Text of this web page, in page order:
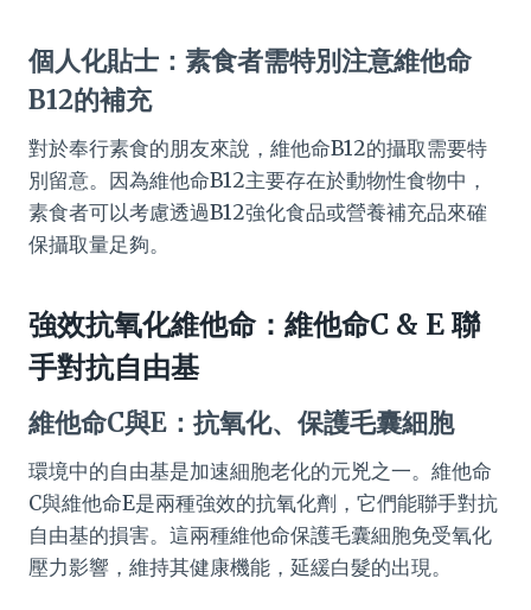
個人化貼士：素食者需特別注意維他命
B12的補充
對於奉行素食的朋友來說，維他命B12的攝取需要特
別留意。因為維他命B12主要存在於動物性食物中，
素食者可以考慮透過B12強化食品或營養補充品來確
保攝取量足夠。
強效抗氧化維他命：維他命C & E 聯
手對抗自由基
維他命C與E：抗氧化、保護毛囊細胞
環境中的自由基是加速細胞老化的元兇之一。維他命
C與維他命E是兩種強效的抗氧化劑，它們能聯手對抗
自由基的損害。這兩種維他命保護毛囊細胞免受氧化
壓力影響，維持其健康機能，延緩白髮的出現。